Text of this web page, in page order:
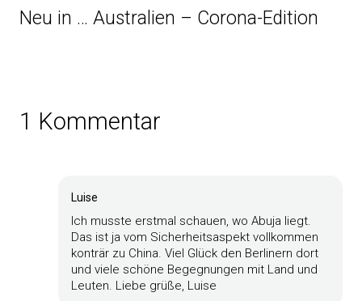
Neu in … Australien – Corona-Edition
1 Kommentar
Luise
Ich musste erstmal schauen, wo Abuja liegt.
Das ist ja vom Sicherheitsaspekt vollkommen
konträr zu China. Viel Glück den Berlinern dort
und viele schöne Begegnungen mit Land und
Leuten. Liebe grüße, Luise